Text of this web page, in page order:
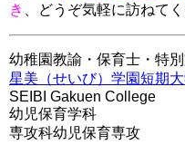
き
、どうぞ気軽に訪ねて
幼稚園教諭・保育士・特
星美（せいび）学園短期
SEIBI Gakuen College
幼児保育学科
専攻科幼児保育専攻